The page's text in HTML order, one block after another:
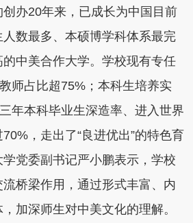
办20年来，已成长为中国目前
数最多、本硕博学科体系最完
中美合作大学。学校现有专任
师占比超75%；本科生培养实
年本科毕业生深造率、进入世界
，走出了“良进优出”的特色育
党委副书记严小鹏表示，学校
桥梁作用，通过形式丰富、内
加深师生对中美文化的理解。